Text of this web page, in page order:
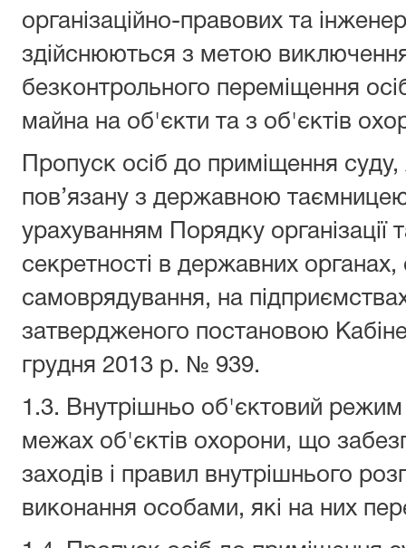
організаційно-правових та
здійснюються з метою
безконтрольного переміщення
майна на об'єкти та з об'єктів
Пропуск осіб до приміщення суду,
пов’язану з державною
урахуванням Порядку
секретності в державних органах,
самоврядування, на
затвердженого постановою
грудня 2013 р. № 939.
1.3. Внутрішньо об'єктовий
межах об'єктів охорони, що
заходів і правил внутрішнього
виконання особами, які на них